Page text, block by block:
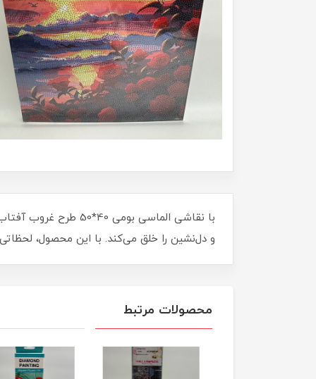
با نقاشی الماسی
و دل‌نشین را خلق می‌کند. با این محصول،
محصولات مرتبط